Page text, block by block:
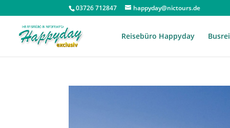
03726 712847 happyday@nictours.de
Reisebüro Happyday